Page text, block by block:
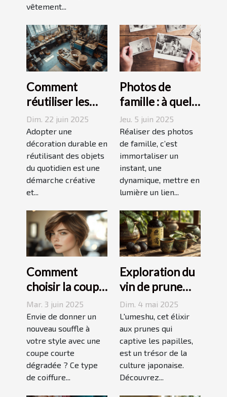
vêtement...
Comment
réutiliser les
objets du
quotidien pour
une décoration
durable
Dim. 22 juin 2025
Adopter une
décoration durable en
réutilisant des objets
du quotidien est une
démarche créative
et...
Photos de
famille : à quel
photographe
confier cette
tâche à
Grenoble ?
Jeu. 5 juin 2025
Réaliser des photos
de famille, c’est
immortaliser un
instant, une
dynamique, mettre en
lumière un lien...
Comment
choisir la coupe
courte
dégradée
parfaite pour
votre visage
Mar. 3 juin 2025
Envie de donner un
nouveau souffle à
votre style avec une
coupe courte
dégradée ? Ce type
de coiffure...
Exploration du
vin de prune
umeshu :
origines,
saveurs et
accords
Dim. 4 mai 2025
L'umeshu, cet élixir
aux prunes qui
captive les papilles,
est un trésor de la
culture japonaise.
Découvrez...